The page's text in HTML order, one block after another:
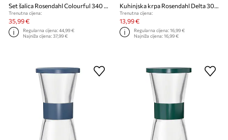
Set šalica Rosendahl Colourful 340 ml 2-pack
Trenutna cijena:
35,99 €
Regularna cijena:44,99 €
Najniža cijena:37,99 €
Kuhinjska krpa Rosendahl Delta 30 x 30 cm
Trenutna cijena:
13,99 €
Regularna cijena:16,99 €
Najniža cijena:16,99 €